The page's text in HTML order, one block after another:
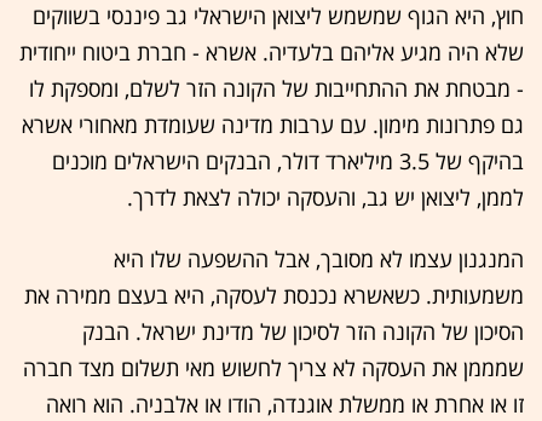
חוץ, היא הגוף שמשמש ליצואן הישראלי גב פיננסי בשווקים
שלא היה מגיע אליהם בלעדיה. אשרא - חברת ביטוח ייחודית
- מבטחת את ההתחייבות של הקונה הזר לשלם, ומספקת לו
גם פתרונות מימון. עם ערבות מדינה שעומדת מאחורי אשרא
בהיקף של 3.5 מיליארד דולר, הבנקים הישראלים מוכנים
לממן, ליצואן יש גב, והעסקה יכולה לצאת לדרך.
המנגנון עצמו לא מסובך, אבל ההשפעה שלו היא
משמעותית. כשאשרא נכנסת לעסקה, היא בעצם ממירה את
הסיכון של הקונה הזר לסיכון של מדינת ישראל. הבנק
שמממן את העסקה לא צריך לחשוש מאי תשלום מצד חברה
זו או אחרת או ממשלת אוגנדה, הודו או אלבניה. הוא רואה